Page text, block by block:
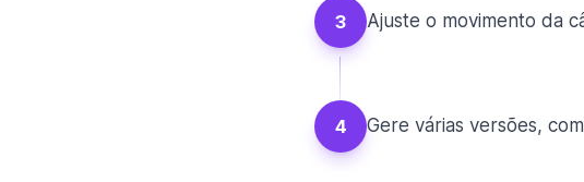
3 Ajuste o movimento da
4 Gere várias versões,